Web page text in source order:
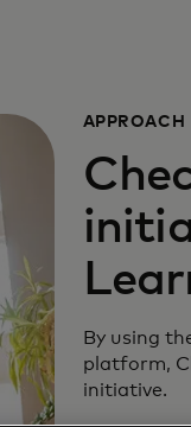
APPROACH
By using
platform,
initiative.